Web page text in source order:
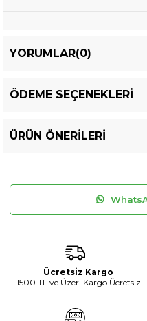
YORUMLAR(0)
ÖDEME SEÇENEKLERI
ÜRÜN ÖNERILERI
Ücretsiz Kargo
1500 TL ve Üzeri Kargo Ücretsiz